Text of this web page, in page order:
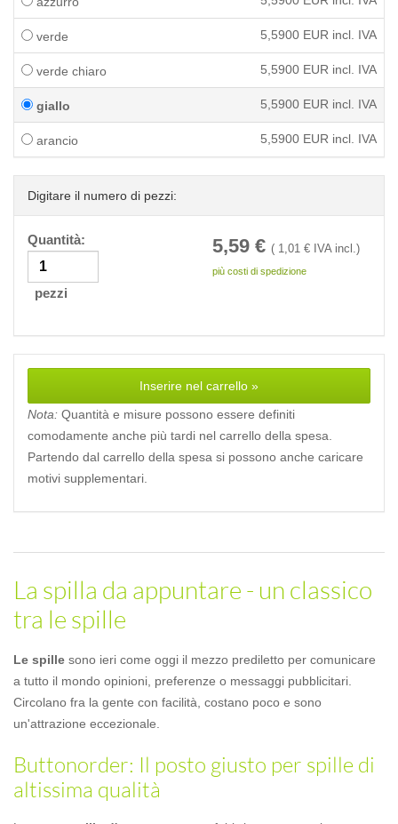
verde 5,5900 EUR incl. IVA
verde chiaro 5,5900 EUR incl. IVA
giallo 5,5900 EUR incl. IVA
arancio 5,5900 EUR incl. IVA
Digitare il numero di pezzi:
Quantità:
pezzi
5,59 € ( 1,01 € IVA incl.)
più costi di spedizione
Inserire nel carrello »
Nota: Quantità e misure possono essere definiti
comodamente anche più tardi nel carrello della spesa.
Partendo dal carrello della spesa si possono anche caricare
motivi supplementari.
La spilla da appuntare - un classico
tra le spille
Le spille sono ieri come oggi il mezzo prediletto per comunicare
a tutto il mondo opinioni, preferenze o messaggi pubblicitari.
Circolano fra la gente con facilità, costano poco e sono
un'attrazione eccezionale.
Buttonorder: Il posto giusto per spille di
altissima qualità